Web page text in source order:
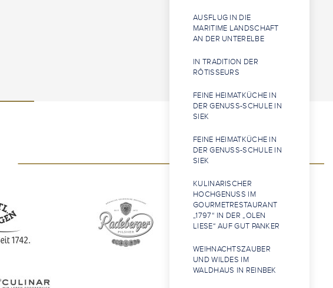
AUSFLUG IN DIE
MARITIME LANDSCHAFT
AN DER UNTERELBE
IN TRADITION DER
RÔTISSEURS
FEINE HEIMATKÜCHE IN
DER GENUSS-SCHULE IN
SIEK
FEINE HEIMATKÜCHE IN
DER GENUSS-SCHULE IN
SIEK
KULINARISCHER
HOCHGENUSS IM
GOURMETRESTAURANT
„1797“ IN DER „OLEN
LIESE“ AUF GUT PANKER
WEIHNACHTSZAUBER
UND WILDES IM
WALDHAUS IN REINBEK